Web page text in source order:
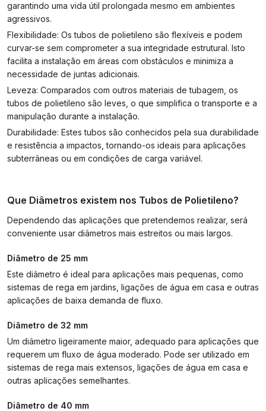
garantindo uma vida útil prolongada mesmo em ambientes
agressivos.
Flexibilidade: Os tubos de polietileno são flexíveis e podem
curvar-se sem comprometer a sua integridade estrutural. Isto
facilita a instalação em áreas com obstáculos e minimiza a
necessidade de juntas adicionais.
Leveza: Comparados com outros materiais de tubagem, os
tubos de polietileno são leves, o que simplifica o transporte e a
manipulação durante a instalação.
Durabilidade: Estes tubos são conhecidos pela sua durabilidade
e resistência a impactos, tornando-os ideais para aplicações
subterrâneas ou em condições de carga variável.
Que Diâmetros existem nos Tubos de Polietileno?
Dependendo das aplicações que pretendemos realizar, será
conveniente usar diâmetros mais estreitos ou mais largos.
Diâmetro de 25 mm
Este diâmetro é ideal para aplicações mais pequenas, como
sistemas de rega em jardins, ligações de água em casa e outras
aplicações de baixa demanda de fluxo.
Diâmetro de 32 mm
Um diâmetro ligeiramente maior, adequado para aplicações que
requerem um fluxo de água moderado. Pode ser utilizado em
sistemas de rega mais extensos, ligações de água em casa e
outras aplicações semelhantes.
Diâmetro de 40 mm